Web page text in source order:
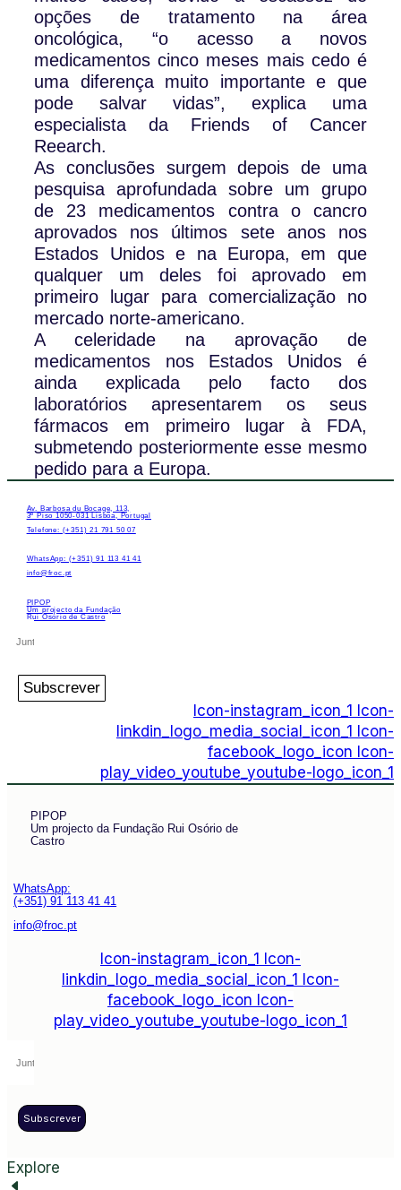
opções de tratamento na área
oncológica, “o acesso a novos
medicamentos cinco meses mais cedo é
uma diferença muito importante e que
pode salvar vidas”, explica uma
especialista da Friends of Cancer
Reearch.
As conclusões surgem depois de uma
pesquisa aprofundada sobre um grupo
de 23 medicamentos contra o cancro
aprovados nos últimos sete anos nos
Estados Unidos e na Europa, em que
qualquer um deles foi aprovado em
primeiro lugar para comercialização no
mercado norte-americano.
A celeridade na aprovação de
medicamentos nos Estados Unidos é
ainda explicada pelo facto dos
laboratórios apresentarem os seus
fármacos em primeiro lugar à FDA,
submetendo posteriormente esse mesmo
pedido para a Europa.
Av. Barbosa du Bocage, 113,
3º Piso 1050-031 Lisboa, Portugal
Telefone: (+351) 21 791 50 07
WhatsApp: (+351) 91 113 41 41
info@froc.pt
PIPOP
Um projecto da Fundação
Rui Osório de Castro
Subscrever
Icon-instagram_icon_1
Icon-
linkdin_logo_media_social_icon_1
Icon-
facebook_logo_icon Icon-
play_video_youtube_youtube-logo_icon_1
PIPOP
Um projecto da Fundação Rui Osório de
Castro
WhatsApp:
(+351) 91 113 41 41
info@froc.pt
Icon-instagram_icon_1
Icon-
linkdin_logo_media_social_icon_1
Icon-
facebook_logo_icon Icon-
play_video_youtube_youtube-logo_icon_1
Subscrever
Explore